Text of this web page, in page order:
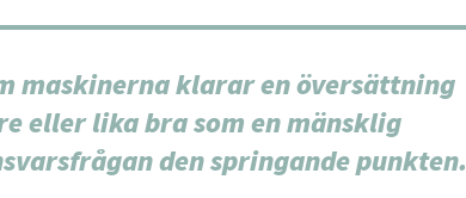
maskinerna klarar en översättning
eller lika bra som en mänsklig
den springande punkten.